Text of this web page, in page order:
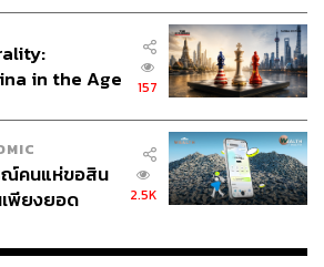
in the Age
157
ณ์คนแห่ขอสิน
เพียงยอด
2.5K